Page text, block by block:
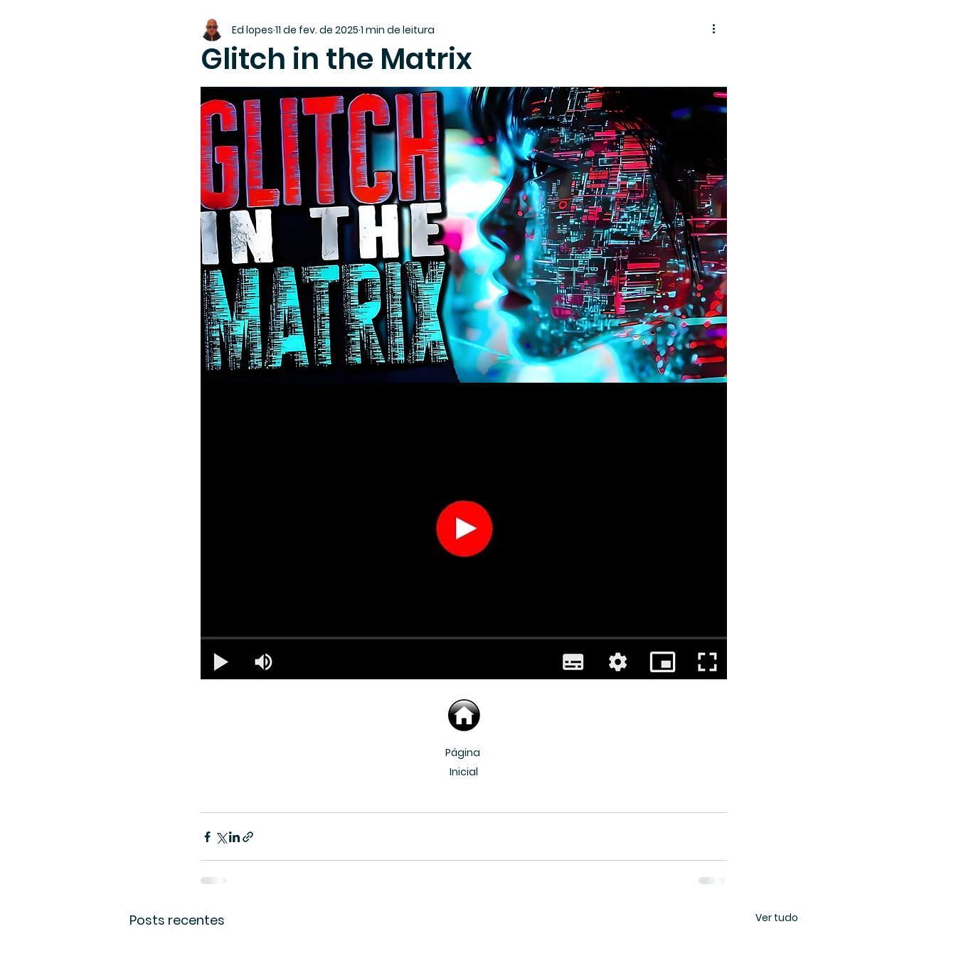
Glitch in the Matrix
Ed lopes 11 de fev. de 2025 1 min de leitura
Página
Inicial
Posts recentes Ver tudo